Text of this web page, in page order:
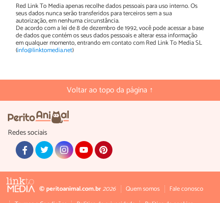
Red Link To Media apenas recolhe dados pessoais para uso interno. Os
seus dados nunca serão transferidos para terceiros sem a sua
autorização, em nenhuma circunstância.
De acordo com a lei de 8 de dezembro de 1992, você pode acessar a base
de dados que contém os seus dados pessoais e alterar essa informação
em qualquer momento, entrando em contato com Red Link To Media SL
(info@linktomedia.net)
Voltar ao topo da página ↑
Redes sociais
© peritoanimal.com.br2026 Quem somos
Fale conosco